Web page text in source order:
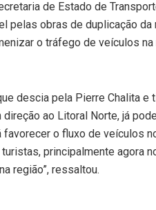
de Estado de
pelas obras de duplicação
o tráfego de veículos na
descia pela Pierre Chalita e
ao Litoral Norte, já
o fluxo de veículos
principalmente agora
região”, ressaltou.